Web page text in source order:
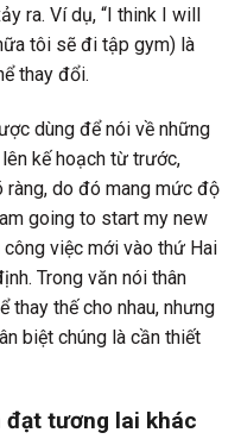
ra. Ví dụ, “I think I will
tôi sẽ đi tập gym) là
thay đổi.
dùng để nói về những
kế hoạch từ trước,
do đó mang mức độ
going to start my new
việc mới vào thứ Hai
Trong văn nói thân
thay thế cho nhau, nhưng
biệt chúng là cần thiết
đạt tương lai khác